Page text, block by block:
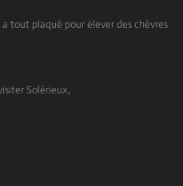
tout plaqué pour élever des chèvres
Solérieux,